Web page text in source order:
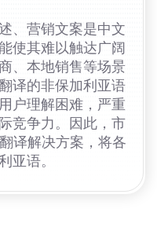
、营销文案是中文
使其难以触达广阔
、本地销售等场景
译的非保加利亚语
户理解困难，严重
竞争力。因此，市
译解决方案，将各
亚语。